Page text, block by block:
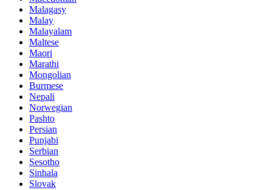
Malagasy
Malay
Malayalam
Maltese
Maori
Marathi
Mongolian
Burmese
Nepali
Norwegian
Pashto
Persian
Punjabi
Serbian
Sesotho
Sinhala
Slovak